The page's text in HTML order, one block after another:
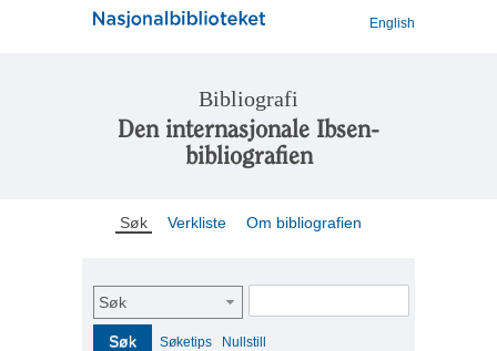
English
Bibliografi
Den internasjonale Ibsen-
bibliografien
Søk Verkliste Om bibliografien
Søk
Søk Søketips Nullstill